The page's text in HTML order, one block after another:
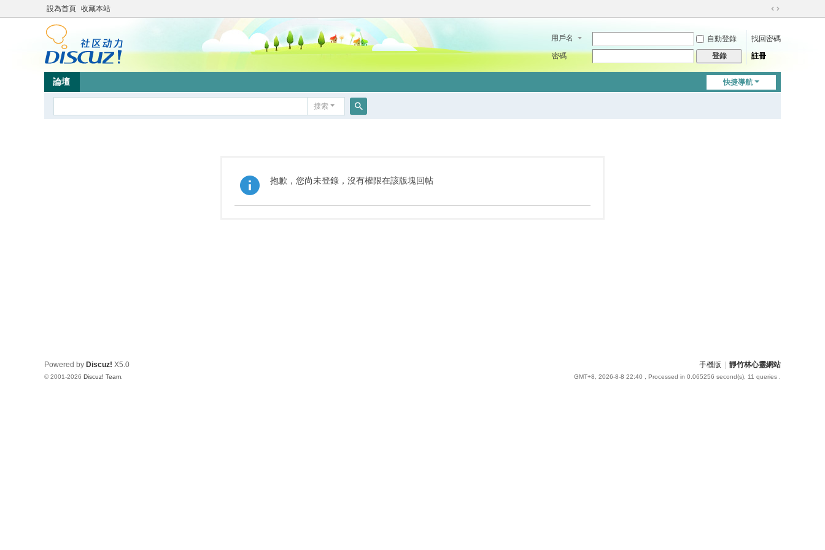
設為首頁 收藏本站
切
到
用戶名 自動登錄
找回密碼
密碼
登錄 註冊
快捷導航
論壇
搜索
抱歉，您尚未登錄，沒有權限在該版塊回帖
手機版 靜竹林心靈網站
GMT+8, 2026-8-8 22:40 , Processed in 0.065256 second(s), 11 queries .
Powered by Discuz! X5.0
© 2001-2026 Discuz! Team